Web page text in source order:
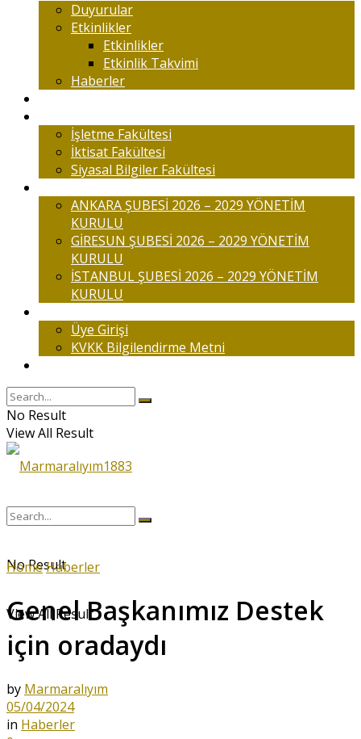
Duyurular
Etkinlikler
Etkinlikler
Etkinlik Takvimi
Haberler
İşletme Fakültesi
İktisat Fakültesi
Siyasal Bilgiler Fakültesi
ANKARA ŞUBESİ 2026 – 2029 YÖNETİM
KURULU
GİRESUN ŞUBESİ 2026 – 2029 YÖNETİM
KURULU
İSTANBUL ŞUBESİ 2026 – 2029 YÖNETİM
KURULU
Üye Girişi
KVKK Bilgilendirme Metni
No Result
View All Result
No Result
View All Result
HomeHaberler
Genel Başkanımız Destek
için oradaydı
by Marmaralıyım
05/04/2024
in Haberler